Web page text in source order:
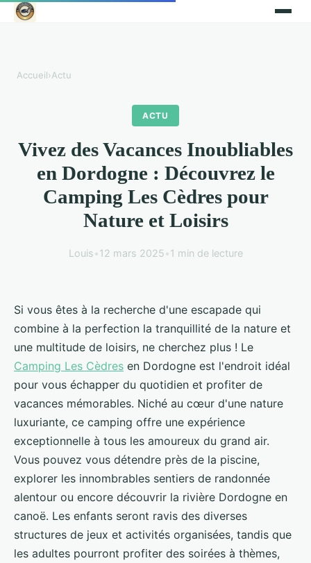
Accueil›Actu
ACTU
Vivez des Vacances Inoubliables
en Dordogne : Découvrez le
Camping Les Cèdres pour
Nature et Loisirs
Louis•12 mars 2025•1 min de lecture
Si vous êtes à la recherche d'une escapade qui
combine à la perfection la tranquillité de la nature et
une multitude de loisirs, ne cherchez plus ! Le
Camping Les Cèdres en Dordogne est l'endroit idéal
pour vous échapper du quotidien et profiter de
vacances mémorables. Niché au cœur d'une nature
luxuriante, ce camping offre une expérience
exceptionnelle à tous les amoureux du grand air.
Vous pouvez vous détendre près de la piscine,
explorer les innombrables sentiers de randonnée
alentour ou encore découvrir la rivière Dordogne en
canoë. Les enfants seront ravis des diverses
structures de jeux et activités organisées, tandis que
les adultes pourront profiter des soirées à thèmes,